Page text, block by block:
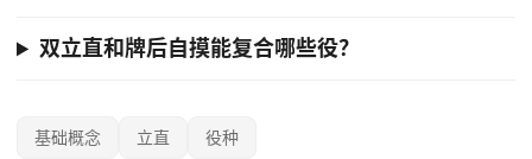
双立直和牌后自摸能复合哪些役？
基础概念 立直 役种